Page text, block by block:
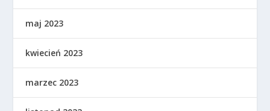
maj 2023
kwiecień 2023
marzec 2023